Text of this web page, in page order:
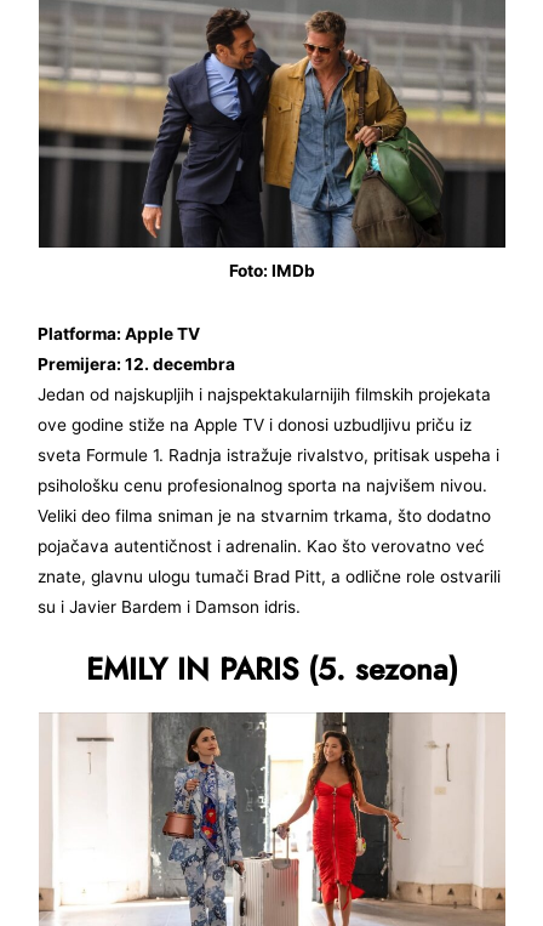
Foto: IMDb
Platforma: Apple TV
Premijera: 12. decembra
Jedan od najskupljih i najspektakularnijih filmskih projekata
ove godine stiže na Apple TV i donosi uzbudljivu priču iz
sveta Formule 1. Radnja istražuje rivalstvo, pritisak uspeha i
psihološku cenu profesionalnog sporta na najvišem nivou.
Veliki deo filma sniman je na stvarnim trkama, što dodatno
pojačava autentičnost i adrenalin. Kao što verovatno već
znate, glavnu ulogu tumači Brad Pitt, a odlične role ostvarili
su i Javier Bardem i Damson idris.
EMILY IN PARIS (5. sezona)